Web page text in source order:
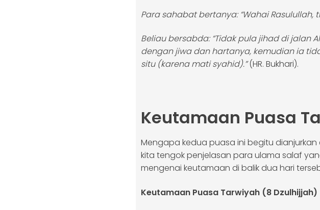
Para sahabat bertanya: “Wahai
Beliau bersabda: “Tidak pula jihad di jalan
dengan jiwa dan hartanya, kemudian ia
situ (karena mati syahid).”(HR. Bukhari).
Keutamaan Puasa
Mengapa kedua puasa ini begitu dianjurkan
kita tengok penjelasan para ulama salaf
mengenai keutamaan di balik dua hari
Keutamaan Puasa Tarwiyah (8 Dzulhijjah)